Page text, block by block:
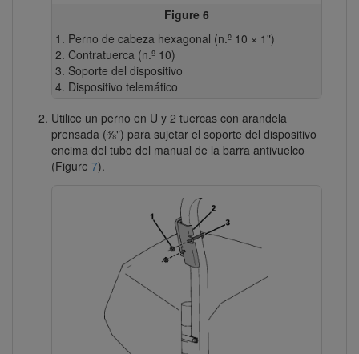
Figure 6
Perno de cabeza hexagonal (n.º 10 × 1")
Contratuerca (n.º 10)
Soporte del dispositivo
Dispositivo telemático
Utilice un perno en U y 2 tuercas con arandela
prensada (⅜") para sujetar el soporte del dispositivo
encima del tubo del manual de la barra antivuelco
(Figure 7).